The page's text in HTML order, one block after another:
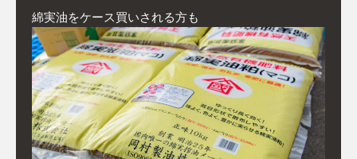
綿実油をケース買いされる方も